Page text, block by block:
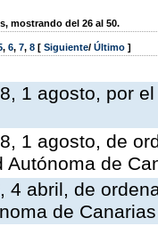
mostrando del 26 al 50.
, 6, 7, 8 [ Siguiente/ Último ]
1 agosto, por
1 agosto, de
Autónoma de
4 abril, de
de Canarias